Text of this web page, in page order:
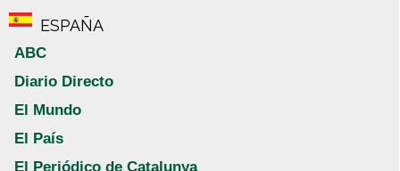
ESPAÑA
ABC
Diario Directo
El Mundo
El País
El Periódico de Catalunya